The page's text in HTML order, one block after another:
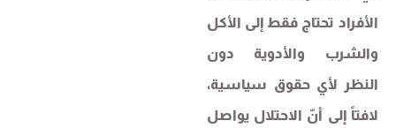
الأفراد تحتاج فقط إلى الأكل
والشرب والأدوية دون
النظر لأي حقوق سياسية،
لافتاً إلى أنّ الاحتلال يواصل